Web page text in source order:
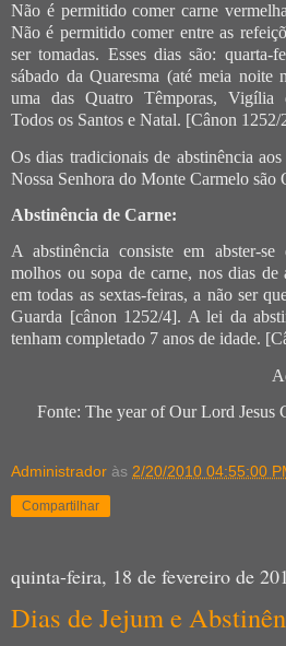
Não é permitido comer carne
Não é permitido comer entre as
ser tomadas. Esses dias são: quarta-
sábado da Quaresma (até meia noite
uma das Quatro Têmporas, Vigília
Todos os Santos e Natal. [Cânon 1252/
Os dias tradicionais de abstinência
Nossa Senhora do Monte Carmelo são
Abstinência de Carne:
A abstinência consiste em abster-
molhos ou sopa de carne, nos dias de
em todas as sextas-feiras, a não ser
Guarda [cânon 1252/4]. A lei da
tenham completado 7 anos de idade.
Fonte: The year of Our Lord Jesus
Administrador às 2/20/2010 04:55:00
Compartilhar
quinta-feira, 18 de fevereiro de
Dias de Jejum e